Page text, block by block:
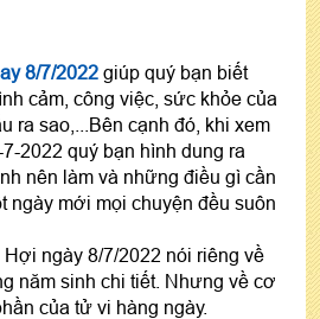
8/7/2022 giúp quý bạn biết
cảm, công việc, sức khỏe của
ra sao,...Bên cạnh đó, khi xem
2022 quý bạn hình dung ra
nên làm và những điều gì cần
ngày mới mọi chuyện đều suôn
ngày 8/7/2022 nói riêng về
năm sinh chi tiết. Nhưng về cơ
của tử vi hàng ngày.